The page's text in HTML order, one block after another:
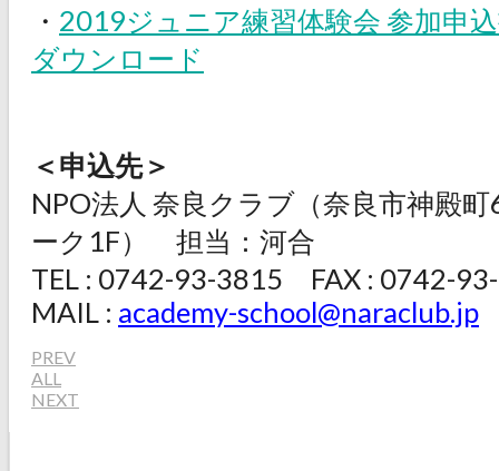
・ 2019ジュニア練習体験会 参加申
ダウンロード
＜申込先＞
NPO法人 奈良クラブ（奈良市神殿
ーク1F） 担当：河合
TEL : 0742-93-3815 FAX : 0742-
MAIL : academy-school@naraclub.jp
PREV
ALL
NEXT